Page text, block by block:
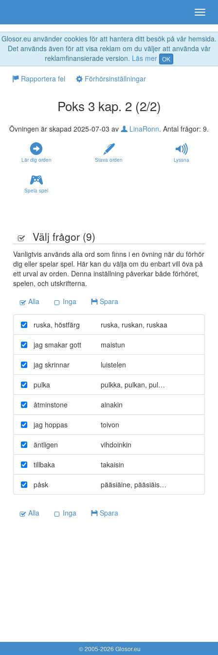
Glosor.eu använder cookies för att hantera ditt besök på vår hemsida.
Det används även för att visa reklam om du väljer att använda vår
reklamfinansierade version. Läs mer OK
Rapportera fel Förhörsinställningar
Poks 3 kap. 2 (2/2)
Övningen är skapad 2025-07-03 av LinaRonn. Antal frågor: 9.
Lär dig orden Stava orden Lyssna
Spela spel
Välj frågor (9)
Vanligtvis används alla ord som finns i en övning när du förhör
dig eller spelar spel. Här kan du välja om du enbart vill öva på
ett urval av orden. Denna inställning påverkar både förhöret,
spelen, och utskrifterna.
Alla
Inga Spara
ruska, höstfärg ruska, ruskan, ruskaa
jag smakar gott maistun
jag skrinnar luistelen
pulka pulkka, pulkan, pulkkaa
åtminstone ainakin
jag hoppas toivon
äntligen vihdoinkin
tillbaka takaisin
påsk pääsiäine, pääsiäisen
Alla Inga Spara
© 2005-2026 Glosor.eu